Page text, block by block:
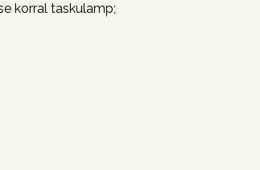
korral taskulamp;